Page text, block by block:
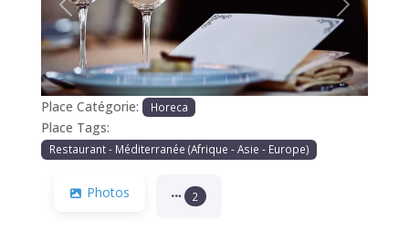
Précédente Prochaine
Place Catégorie: Horeca
Place Tags:
Restaurant - Méditerranée (Afrique - Asie - Europe)
Photos 2